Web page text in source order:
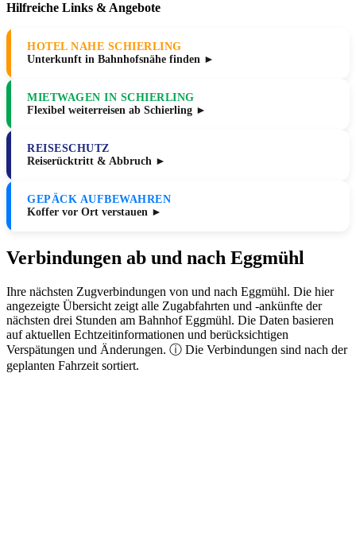
Hilfreiche Links & Angebote
HOTEL NAHE SCHIERLING
Unterkunft in Bahnhofsnähe finden ►
MIETWAGEN IN SCHIERLING
Flexibel weiterreisen ab Schierling ►
REISESCHUTZ
Reiserücktritt & Abbruch ►
GEPÄCK AUFBEWAHREN
Koffer vor Ort verstauen ►
Verbindungen ab und nach Eggmühl
Ihre nächsten Zugverbindungen von und nach Eggmühl. Die hier
angezeigte Übersicht zeigt alle Zugabfahrten und -ankünfte der
nächsten drei Stunden am Bahnhof Eggmühl. Die Daten basieren
auf aktuellen Echtzeitinformationen und berücksichtigen
Verspätungen und Änderungen. ⓘ Die Verbindungen sind nach der
geplanten Fahrzeit sortiert.